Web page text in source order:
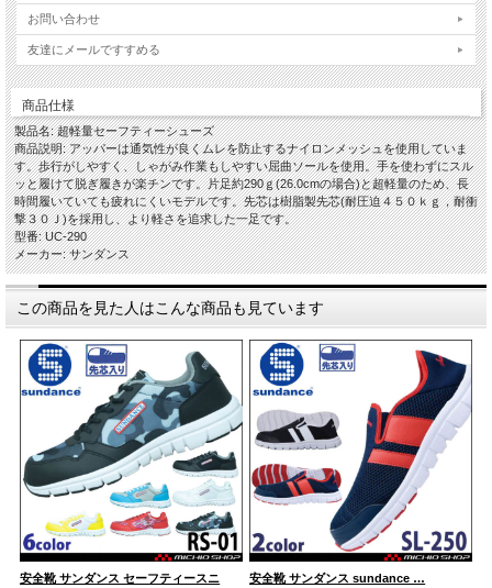
お問い合わせ
友達にメールですすめる
商品仕様
製品名: 超軽量セーフティーシューズ
商品説明: アッパーは通気性が良くムレを防止するナイロンメッシュを使用していま
す。歩行がしやすく、しゃがみ作業もしやすい屈曲ソールを使用。手を使わずにスル
ッと履けて脱ぎ履きが楽チンです。片足約290ｇ(26.0cmの場合)と超軽量のため、長
時間履いていても疲れにくいモデルです。先芯は樹脂製先芯(耐圧迫４５０ｋｇ，耐衝
撃３０Ｊ)を採用し、より軽さを追求した一足です。
型番: UC-290
メーカー: サンダンス
この商品を見た人はこんな商品も見ています
安全靴 サンダンス セーフティースニ
安全靴 サンダンス sundance …